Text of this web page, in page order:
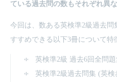
ている過去問の数もそれぞれ異な
今回は、数ある英検準2級過去
すすめできる以下3冊について特
英検準2級 過去6回全問
英検準2級過去問集 (英検